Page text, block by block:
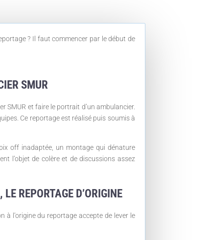
? Il faut commencer par le début de
SMUR
SMUR et faire le portrait d’un ambulancier.
Ce reportage est réalisé puis soumis à
off inadaptée, un montage qui dénature
l’objet de colère et de discussions assez
REPORTAGE D’ORIGINE
à l’origine du reportage accepte de lever le